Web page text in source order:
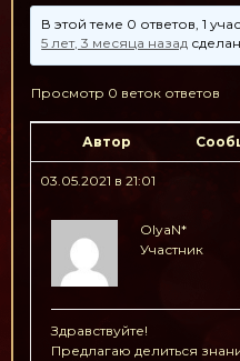
В этой теме 0 ответов, 1
5 лет, 3 месяца назад
Просмотр 0 веток ответов
Автор
03.05.2021 в 21:01
OlyaN*
Участник
Здравствуйте!
Предлагаю делиться